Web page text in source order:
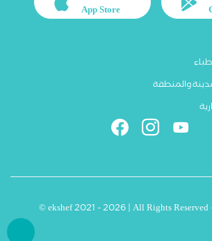
App Store
والمنطقة
© ekshef 2021 - 2026 | All Rights Reserved